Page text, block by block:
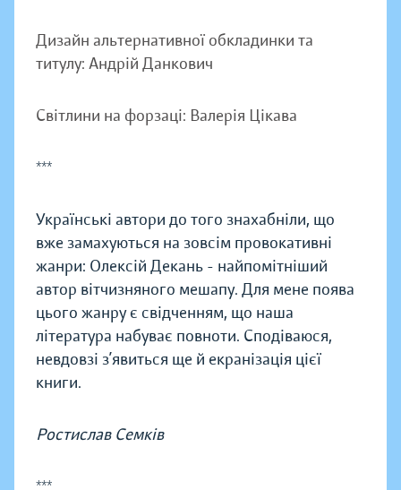
Дизайн альтернативної обкладинки та
титулу: Андрій Данкович
Світлини на форзаці: Валерія Цікава
***
Українські автори до того знахабніли, що
вже замахуються на зовсім провокативні
жанри: Олексій Декань - найпомітніший
автор вітчизняного мешапу. Для мене поява
цього жанру є свідченням, що наша
література набуває повноти. Сподіваюся,
невдовзі з’явиться ще й екранізація цієї
книги.
Ростислав Семків